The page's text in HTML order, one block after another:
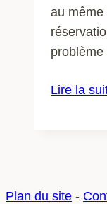
au même
Lire la
Plan du site -